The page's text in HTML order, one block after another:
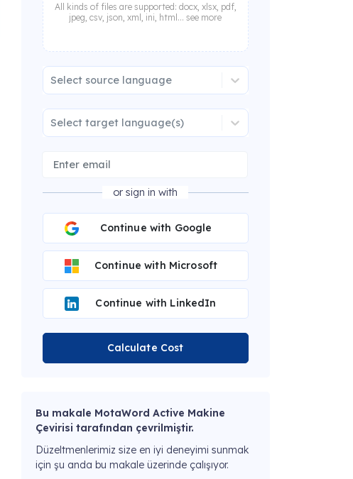
All kinds of files are supported: docx, xlsx, pdf,
jpeg, csv, json, xml, ini, html... see more
Select source language
Select target language(s)
or sign in with
Continue with Google
Continue with Microsoft
Continue with LinkedIn
Calculate Cost
Bu makale MotaWord Active Makine
Çevirisi tarafından çevrilmiştir.
Düzeltmenlerimiz size en iyi deneyimi sunmak
için şu anda bu makale üzerinde çalışıyor.